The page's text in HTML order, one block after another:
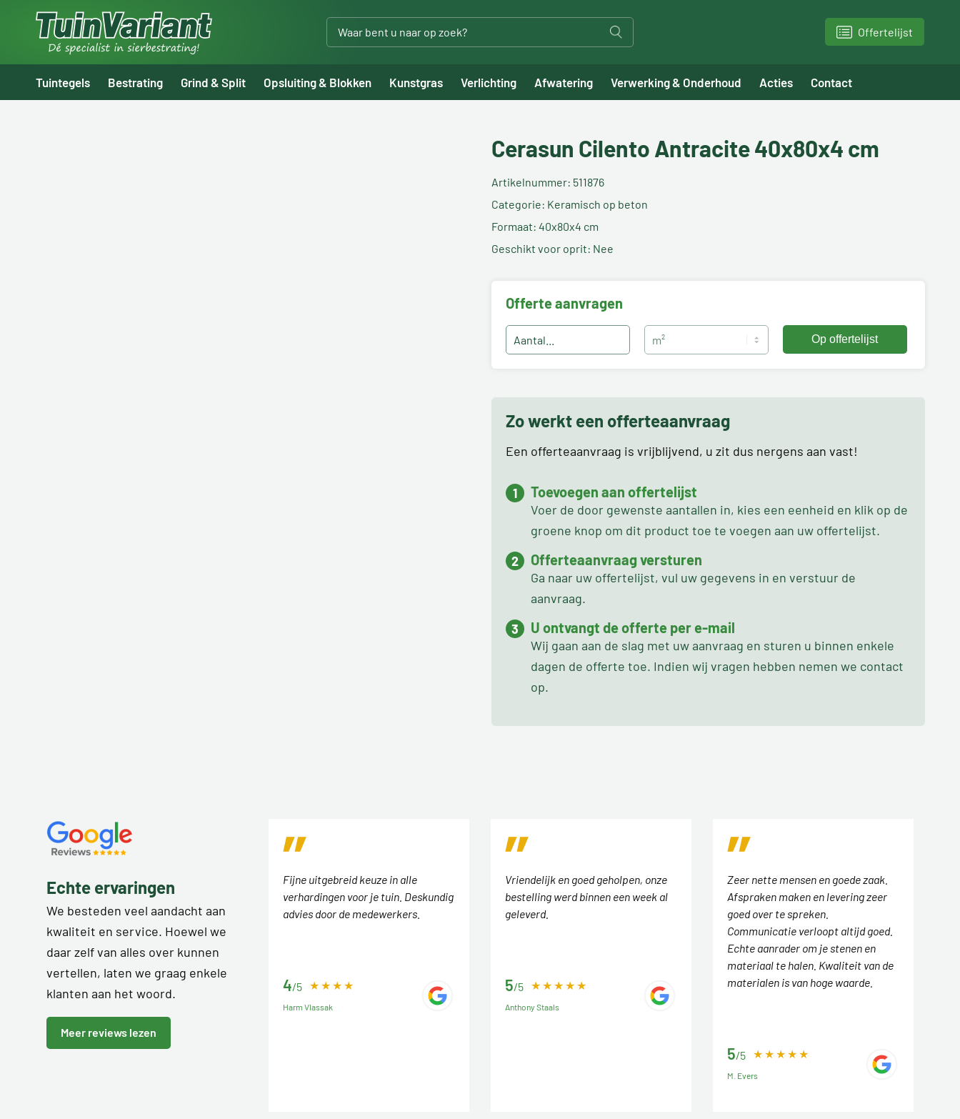
Offertelijst
Tuintegels Bestrating Grind & Split Opsluiting & Blokken Kunstgras Verlichting Afwatering Verwerking & Onderhoud Acties Contact
Cerasun Cilento Antracite 40x80x4 cm
Artikelnummer: 511876
Categorie: Keramisch op beton
Formaat: 40x80x4 cm
Geschikt voor oprit: Nee
Offerte aanvragen
Zo werkt een offerteaanvraag
Een offerteaanvraag is vrijblijvend, u zit dus nergens aan vast!
Toevoegen aan offertelijst
Voer de door gewenste aantallen in, kies een eenheid en klik op de
groene knop om dit product toe te voegen aan uw offertelijst.
Offerteaanvraag versturen
Ga naar uw offertelijst, vul uw gegevens in en verstuur de
aanvraag.
U ontvangt de offerte per e-mail
Wij gaan aan de slag met uw aanvraag en sturen u binnen enkele
dagen de offerte toe. Indien wij vragen hebben nemen we contact
op.
Echte ervaringen
We besteden veel aandacht aan
kwaliteit en service. Hoewel we
daar zelf van alles over kunnen
vertellen, laten we graag enkele
klanten aan het woord.
Meer reviews lezen
Fijne uitgebreid keuze in alle
verhardingen voor je tuin. Deskundig
advies door de medewerkers.
4/5
Harm Vlassak
Vriendelijk en goed geholpen, onze
bestelling werd binnen een week al
geleverd.
5/5
Anthony Staals
Zeer nette mensen en goede zaak.
Afspraken maken en levering zeer
goed over te spreken.
Communicatie verloopt altijd goed.
Echte aanrader om je stenen en
materiaal te halen. Kwaliteit van de
materialen is van hoge waarde.
5/5
M. Evers